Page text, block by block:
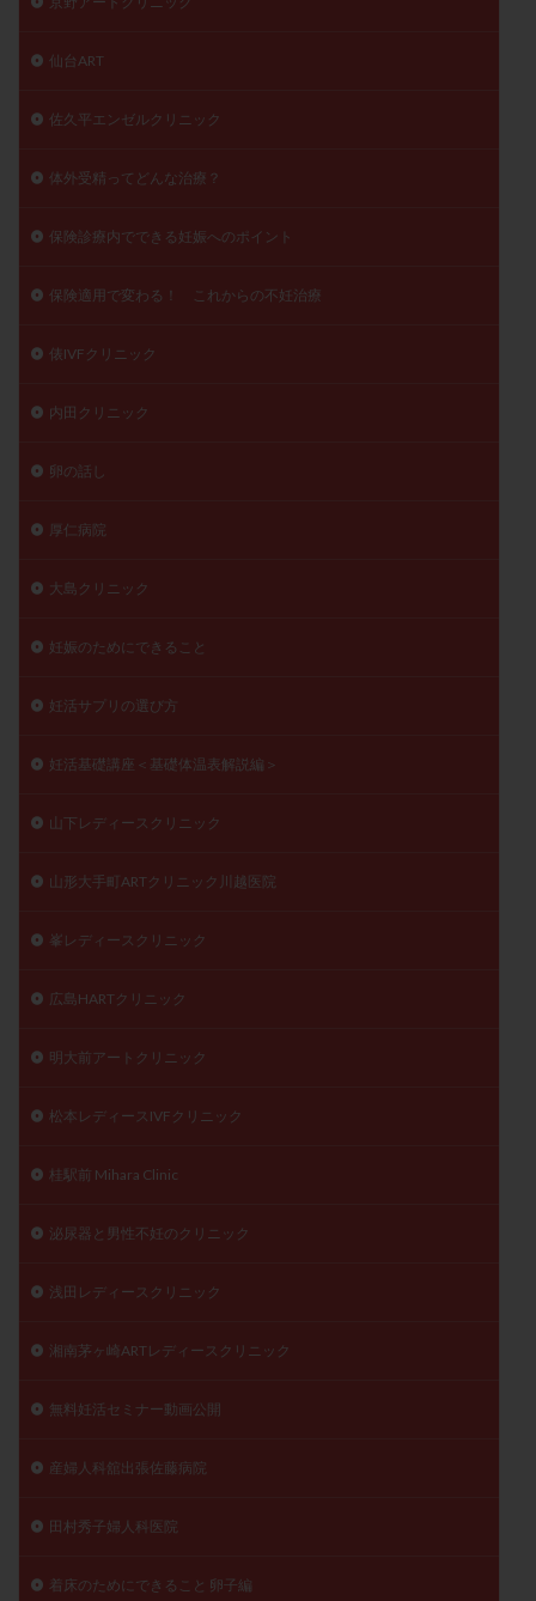
仙台ART
佐久平エンゼルクリニック
体外受精ってどんな治療？
保険診療内でできる妊娠へのポイント
保険適用で変わる！ これからの不妊治療
俵IVFクリニック
内田クリニック
卵の話し
厚仁病院
大島クリニック
妊娠のためにできること
妊活サプリの選び方
妊活基礎講座＜基礎体温表解説編＞
山下レディースクリニック
山形大手町ARTクリニック川越医院
峯レディースクリニック
広島HARTクリニック
明大前アートクリニック
松本レディースIVFクリニック
桂駅前 Mihara Clinic
泌尿器と男性不妊のクリニック
浅田レディースクリニック
湘南茅ヶ崎ARTレディースクリニック
無料妊活セミナー動画公開
産婦人科舘出張佐藤病院
田村秀子婦人科医院
着床のためにできること 卵子編